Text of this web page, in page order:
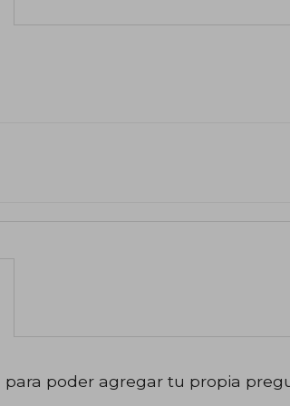
para poder agregar tu propia